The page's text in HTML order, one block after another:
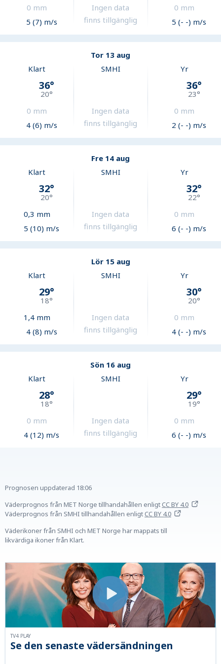
0 mm
5 (7) m/s
Ingen data
finns tillgänglig
0 mm
5 (- -) m/s
Tor 13 aug
Klart
36°
20°
0 mm
4 (6) m/s
SMHI
Ingen data
finns tillgänglig
Yr
36°
23°
0 mm
2 (- -) m/s
Fre 14 aug
Klart
32°
20°
0,3 mm
5 (10) m/s
SMHI
Ingen data
finns tillgänglig
Yr
32°
22°
0 mm
6 (- -) m/s
Lör 15 aug
Klart
29°
18°
1,4mm
4 (8) m/s
SMHI
Ingen data
finns tillgänglig
Yr
30°
20°
0 mm
4 (- -) m/s
Sön 16 aug
Klart
28°
18°
0 mm
4 (12) m/s
SMHI
Ingen data
finns tillgänglig
Yr
29°
19°
0 mm
6 (- -) m/s
Prognosen uppdaterad 18:06
Väderprognos från MET Norge tillhandahållen enligtCC BY 4.0
Väderprognos från SMHI tillhandahållen enligtCC BY 4.0
Väderikoner från SMHI och MET Norge har mappats till
likvärdiga ikoner från Klart.
Se den senaste vädersändningen
TV4 PLAY